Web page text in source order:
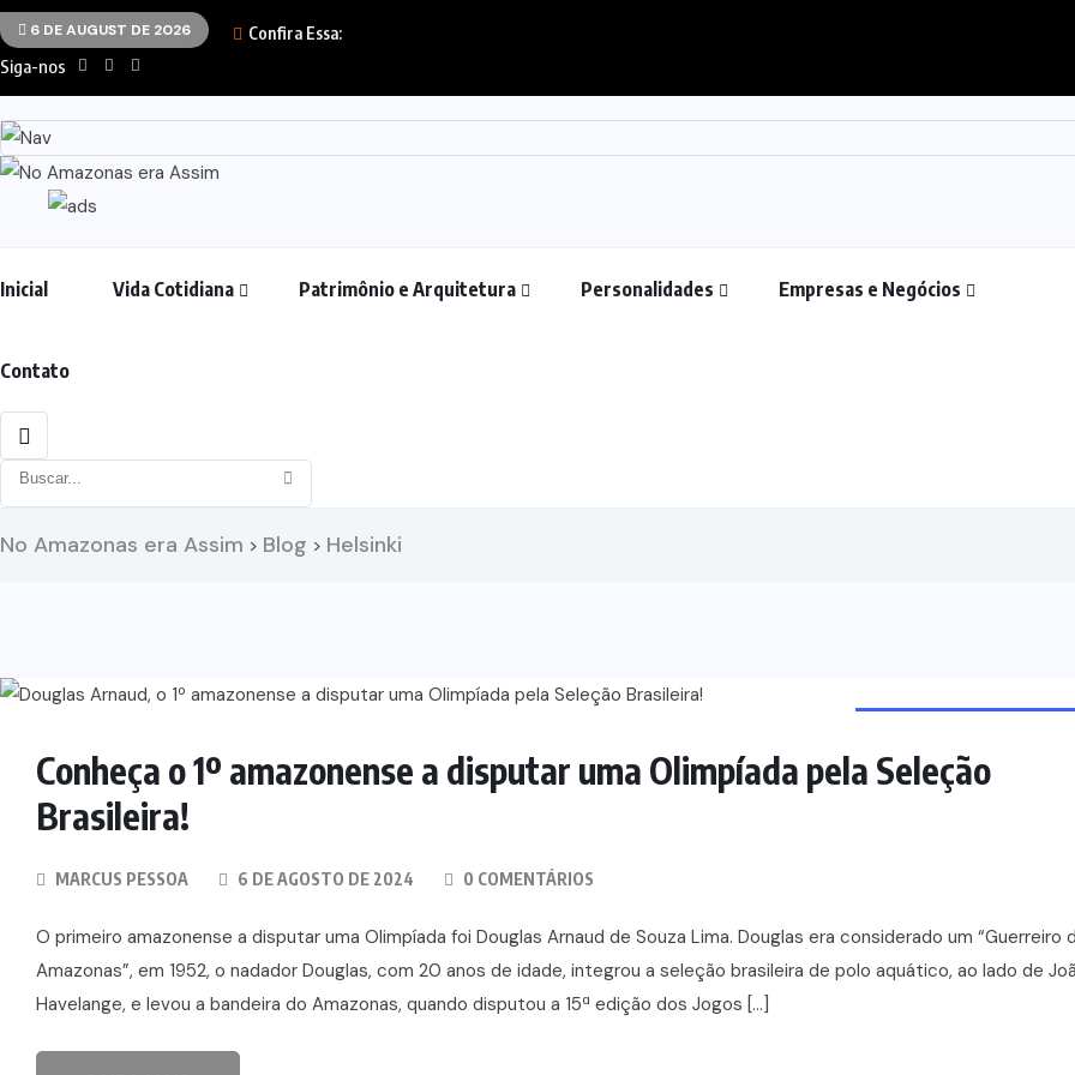
6 DE AUGUST DE 2026 Confira Essa:
Siga-nos
Inicial Vida Cotidiana Patrimônio e Arquitetura Personalidades Empresas e Negócios
Contato
No Amazonas era Assim > Blog > Helsinki
Conheça o 1º amazonense a disputar uma Olimpíada pela Seleção
Brasileira!
MARCUS PESSOA 6 DE AGOSTO DE 2024 0 COMENTÁRIOS
O primeiro amazonense a disputar uma Olimpíada foi Douglas Arnaud de Souza Lima. Douglas era considerado um “Guerreiro
Amazonas”, em 1952, o nadador Douglas, com 20 anos de idade, integrou a seleção brasileira de polo aquático, ao lado de
Havelange, e levou a bandeira do Amazonas, quando disputou a 15ª edição dos Jogos […]